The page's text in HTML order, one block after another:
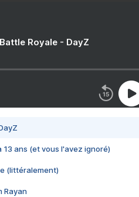
Royale - DayZ
13 ans (et vous l'avez ignoré)
(littéralement)
Rayan